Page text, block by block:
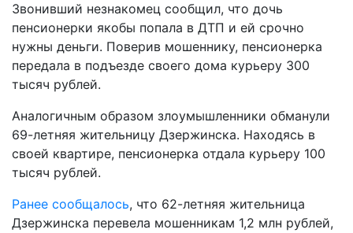
Звонивший незнакомец сообщил, что дочь
пенсионерки якобы попала в ДТП и ей срочно
нужны деньги. Поверив мошеннику, пенсионерка
передала в подъезде своего дома курьеру 300
тысяч рублей.
Аналогичным образом злоумышленники обманули
69-летняя жительницу Дзержинска. Находясь в
своей квартире, пенсионерка отдала курьеру 100
тысяч рублей.
Ранее сообщалось, что 62-летняя жительница
Дзержинска перевела мошенникам 1,2 млн рублей,